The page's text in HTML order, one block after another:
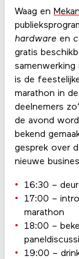
Waag en
hardwareen
gratis
samenwerking
is de
marathon in
deelnemers
de avond
bekend
gesprek over
nieuwe
16:30 –
17:00 –
marathon
18:00 –
19:00 –